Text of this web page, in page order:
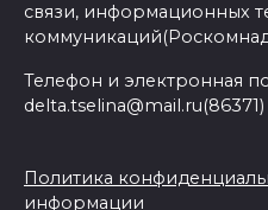
связи, информационных
Телефон и электронная
delta.tselina@mail.ru(86371)
Политика
информации